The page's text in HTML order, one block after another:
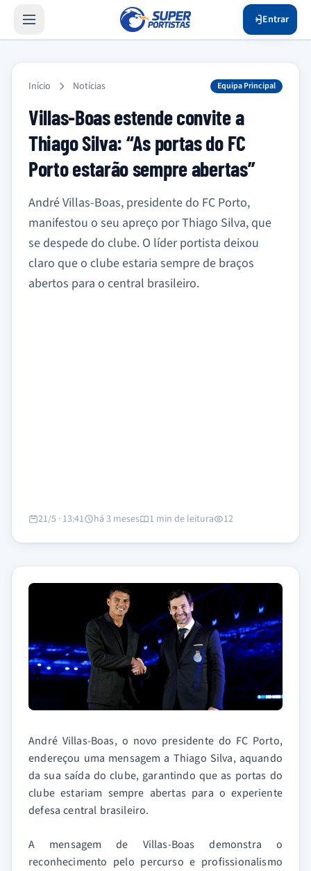
Entrar
Início Notícias Equipa Principal
Villas-Boas estende convite a
Thiago Silva: “As portas do FC
Porto estarão sempre abertas”
André Villas-Boas, presidente do FC Porto,
manifestou o seu apreço por Thiago Silva, que
se despede do clube. O líder portista deixou
claro que o clube estaria sempre de braços
abertos para o central brasileiro.
21/5 · 13:41 há 3 meses 1 min de leitura 12
André Villas-Boas, o novo presidente do FC Porto,
endereçou uma mensagem a Thiago Silva, aquando
da sua saída do clube, garantindo que as portas do
clube estariam sempre abertas para o experiente
defesa central brasileiro.
A mensagem de Villas-Boas demonstra o
reconhecimento pelo percurso e profissionalismo